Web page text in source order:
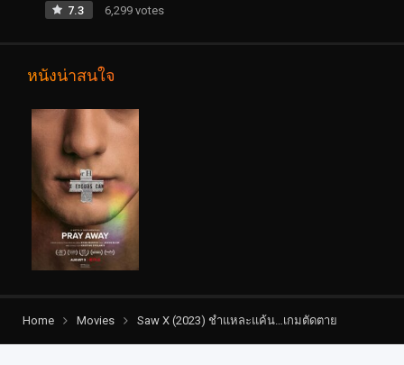
7.3 6,299 votes
หนังน่าสนใจ
Home Movies Saw X (2023) ชำแหละแค้น…เกมตัดตาย